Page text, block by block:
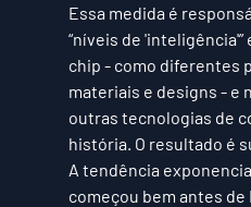
Essa medida é
“níveis de
chip - como diferentes
materiais e designs - e
outras tecnologias de
história. O resultado é
A tendência
começou bem antes de